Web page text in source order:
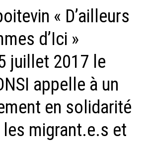
« D’ailleurs
d’Ici »
juillet 2017 le
appelle à un
en solidarité
migrant.e.s et